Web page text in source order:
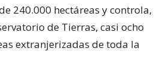
240.000 hectáreas y controla,
de Tierras, casi ocho
extranjerizadas de toda la